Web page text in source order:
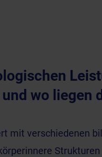
wo liegen
mit verschiedenen